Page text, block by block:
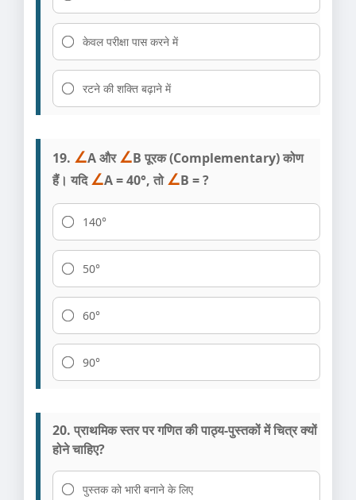
केवल परीक्षा पास करने में
रटने की शक्ति बढ़ाने में
19. ∠A और ∠B पूरक (Complementary) कोण
हैं। यदि ∠A = 40°, तो ∠B = ?
140°
50°
60°
90°
20. प्राथमिक स्तर पर गणित की पाठ्य-पुस्तकों में चित्र क्यों
होने चाहिए?
पुस्तक को भारी बनाने के लिए